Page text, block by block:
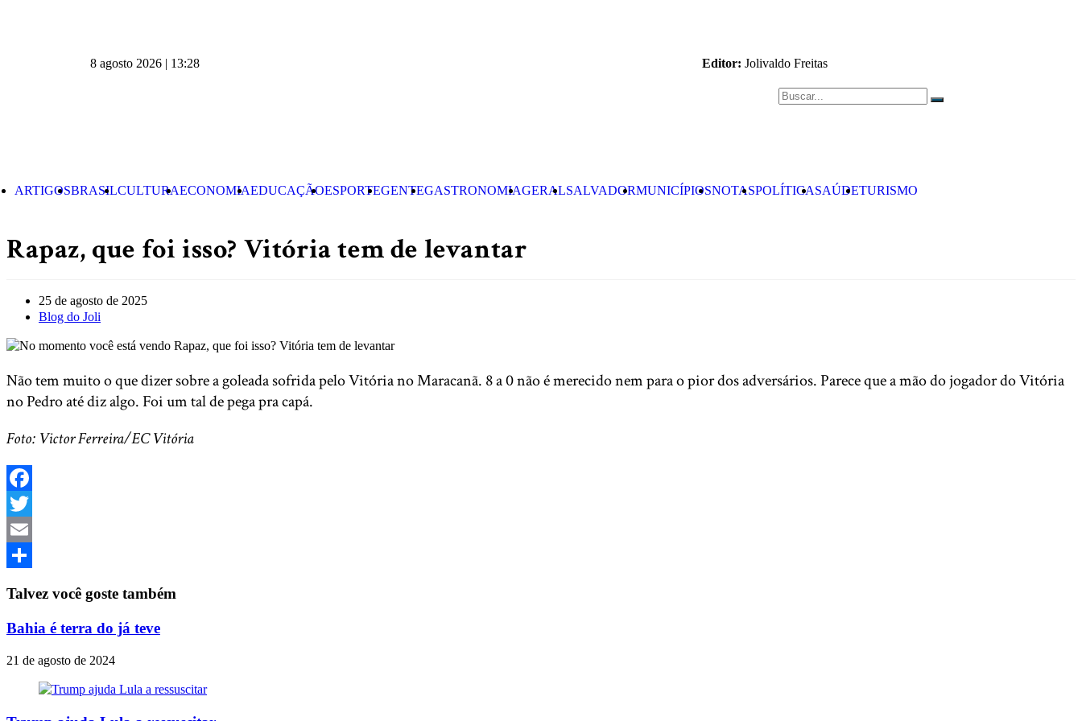
8 agosto 2026 | 13:28 Editor: Jolivaldo Freitas
ARTIGOSBRASILCULTURAECONOMIAEDUCAÇÃOESPORTEGENTEGASTRONOMIAGERALSALVADORMUNICÍPIOSNOTASPOLÍTICASAÚDETURISMO
Rapaz, que foi isso? Vitória tem de levantar
25 de agosto de 2025
Blog do Joli
Não tem muito o que dizer sobre a goleada sofrida pelo Vitória no Maracanã. 8 a 0 não é merecido nem para o pior dos adversários. Parece que a mão do jogador do Vitória
no Pedro até diz algo. Foi um tal de pega pra capá.
Foto: Victor Ferreira/EC Vitória
Facebook
Twitter
Email
Talvez você goste também
Bahia é terra do já teve
21 de agosto de 2024